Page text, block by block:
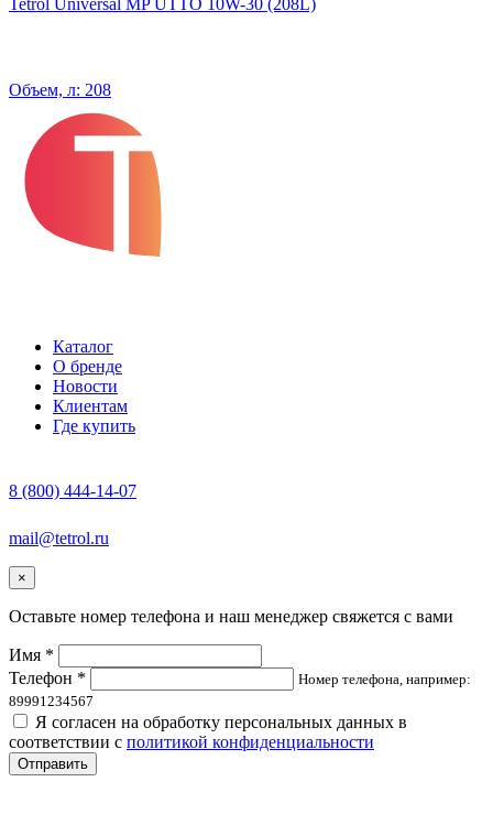
Объем, л: 208
Каталог
О бренде
Новости
Клиентам
Где купить
8 (800) 444-14-07
mail@tetrol.ru
×
Оставьте номер телефона и наш менеджер свяжется с вами
Имя *
Телефон *
Номер телефона, например:
89991234567
Я согласен на обработку персональных данных в
соответствии с политикой конфиденциальности
Отправить